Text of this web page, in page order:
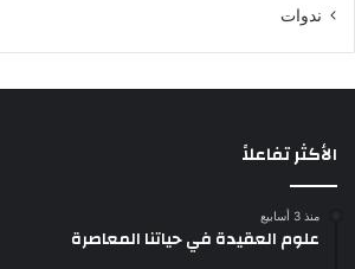
ندوات
الأكثر تفاعلاً
منذ 3 أسابيع
علوم العقيدة في حياتنا المعاصرة